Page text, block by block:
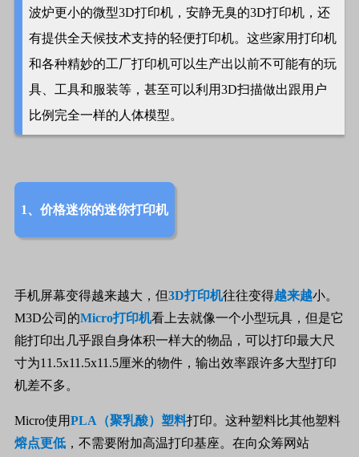
波炉更小的微型3D打印机，安静无臭的3D打印机，还
有提供全天候技术支持的轻便打印机。这些家用打印机
和各种精妙的工厂打印机可以生产出以前不可能有的玩
具、工具和服装等，甚至可以利用3D扫描做出跟用户
比例完全一样的人体模型。
1、价格迷你的迷你打印机
手机屏幕变得越来越大，但3D打印机往往变得越来越小。
M3D公司的Micro打印机看上去就像一个小型玩具，但是它
能打印出几乎跟自身体积一样大的物品，可以打印最大尺
寸为11.5x11.5x11.5厘米的物件，输出效率跟许多大型打印
机差不多。
Micro使用PLA （聚乳酸）塑料打印。这种塑料比其他塑料
熔点更低 ，不需要附加高温打印基座。在向众筹网站